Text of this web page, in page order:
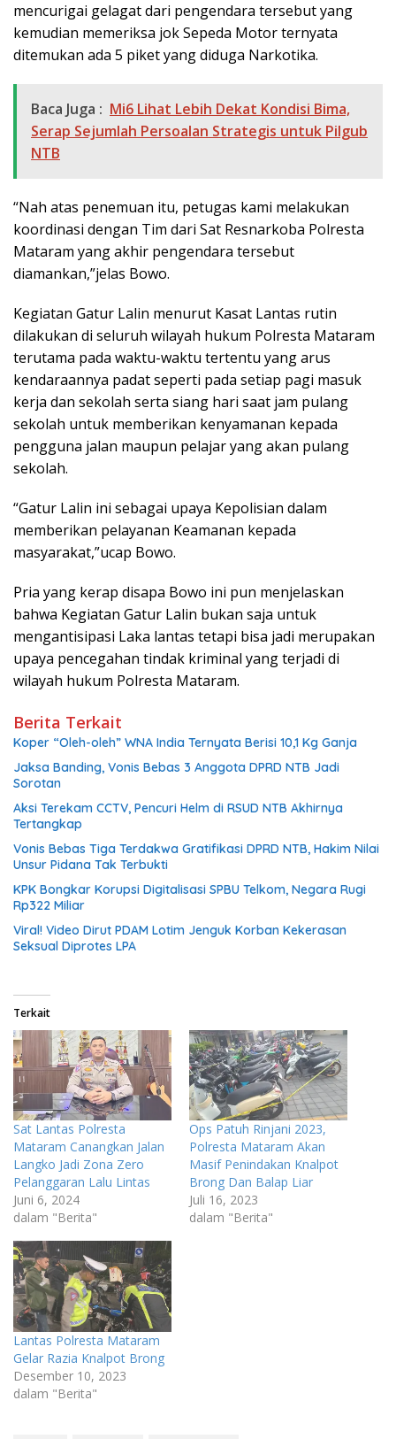
mencurigai gelagat dari pengendara tersebut yang
kemudian memeriksa jok Sepeda Motor ternyata
ditemukan ada 5 piket yang diduga Narkotika.
Baca Juga : Mi6 Lihat Lebih Dekat Kondisi Bima,
Serap Sejumlah Persoalan Strategis untuk Pilgub
NTB
“Nah atas penemuan itu, petugas kami melakukan
koordinasi dengan Tim dari Sat Resnarkoba Polresta
Mataram yang akhir pengendara tersebut
diamankan,”jelas Bowo.
Kegiatan Gatur Lalin menurut Kasat Lantas rutin
dilakukan di seluruh wilayah hukum Polresta Mataram
terutama pada waktu-waktu tertentu yang arus
kendaraannya padat seperti pada setiap pagi masuk
kerja dan sekolah serta siang hari saat jam pulang
sekolah untuk memberikan kenyamanan kepada
pengguna jalan maupun pelajar yang akan pulang
sekolah.
“Gatur Lalin ini sebagai upaya Kepolisian dalam
memberikan pelayanan Keamanan kepada
masyarakat,”ucap Bowo.
Pria yang kerap disapa Bowo ini pun menjelaskan
bahwa Kegiatan Gatur Lalin bukan saja untuk
mengantisipasi Laka lantas tetapi bisa jadi merupakan
upaya pencegahan tindak kriminal yang terjadi di
wilayah hukum Polresta Mataram.
Berita Terkait
Koper “Oleh-oleh” WNA India Ternyata Berisi 10,1 Kg Ganja
Jaksa Banding, Vonis Bebas 3 Anggota DPRD NTB Jadi
Sorotan
Aksi Terekam CCTV, Pencuri Helm di RSUD NTB Akhirnya
Tertangkap
Vonis Bebas Tiga Terdakwa Gratifikasi DPRD NTB, Hakim Nilai
Unsur Pidana Tak Terbukti
KPK Bongkar Korupsi Digitalisasi SPBU Telkom, Negara Rugi
Rp322 Miliar
Viral! Video Dirut PDAM Lotim Jenguk Korban Kekerasan
Seksual Diprotes LPA
Terkait
Sat Lantas Polresta
Mataram Canangkan Jalan
Langko Jadi Zona Zero
Pelanggaran Lalu Lintas
Juni 6, 2024
dalam "Berita"
Ops Patuh Rinjani 2023,
Polresta Mataram Akan
Masif Penindakan Knalpot
Brong Dan Balap Liar
Juli 16, 2023
dalam "Berita"
Lantas Polresta Mataram
Gelar Razia Knalpot Brong
Desember 10, 2023
dalam "Berita"